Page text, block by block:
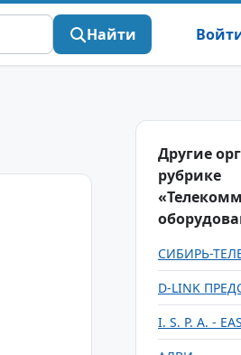
Найти
Другие
рубрике
СИБИРЬ-
D-LINK
I. S. P. A. -